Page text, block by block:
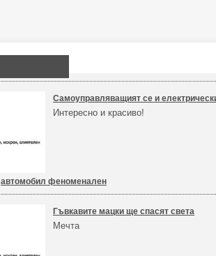
Самоуправляващият се и
Интересно и красиво!
автомобил феноменален
Гъвкавите мацки ще спасят света
Мечта